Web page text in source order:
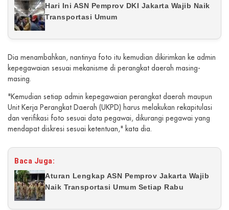
Hari Ini ASN Pemprov DKI Jakarta Wajib Naik
Transportasi Umum
Dia menambahkan, nantinya foto itu kemudian dikirimkan ke admin
kepegawaian sesuai mekanisme di perangkat daerah masing-
masing.
"Kemudian setiap admin kepegawaian perangkat daerah maupun
Unit Kerja Perangkat Daerah (UKPD) harus melakukan rekapitulasi
dan verifikasi foto sesuai data pegawai, dikurangi pegawai yang
mendapat diskresi sesuai ketentuan," kata dia.
Baca Juga:
Aturan Lengkap ASN Pemprov Jakarta Wajib
Naik Transportasi Umum Setiap Rabu